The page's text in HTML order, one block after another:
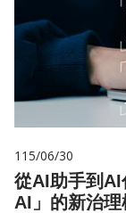
115/06/30
從AI助手到
AI」的新治理